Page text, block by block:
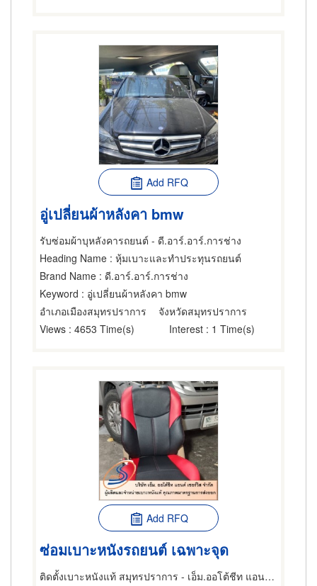
Add RFQ
อู่เปลี่ยนผ้าหลังคา bmw
รับซ่อมผ้าบุหลังคารถยนต์ - ดี.อาร์.อาร์.การช่าง
Heading Name : หุ้มเบาะและทำประทุนรถยนต์
Brand Name : ดี.อาร์.อาร์.การช่าง
Keyword : อู่เปลี่ยนผ้าหลังคา bmw
อำเภอเมืองสมุทรปราการ
จังหวัดสมุทรปราการ
Views : 4653 Time(s) Interest : 1 Time(s)
Add RFQ
ซ่อมเบาะหนังรถยนต์ เฉพาะจุด
ติดตั้งเบาะหนังแท้ สมุทรปราการ - เอ็ม.ออโต้ชีท แอนด์ เซอร์วิส